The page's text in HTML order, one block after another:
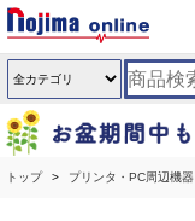
トップ プリンタ・PC周辺機器